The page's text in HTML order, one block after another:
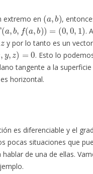
extremo en
(a b )
,
(a,b,f(a,b))=(0,0,1)
.
z
y por lo tanto es un
y z )=0
. Esto lo
tangente a la
es horizontal.
es diferenciable y el
pocas situaciones que
de una de ellas.